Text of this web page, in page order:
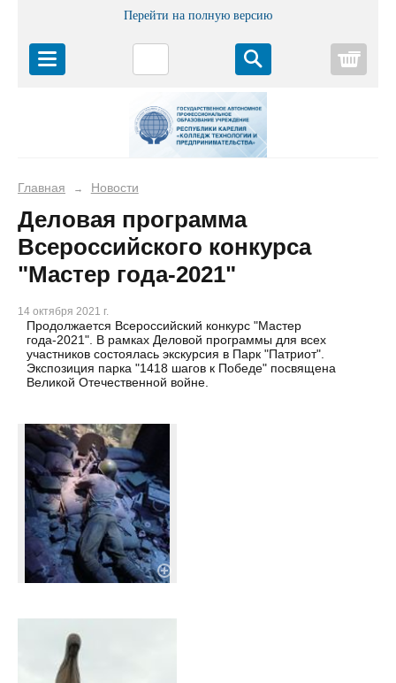
Перейти на полную версию
Главная → Новости
Деловая программа
Всероссийского конкурса
"Мастер года-2021"
14 октября 2021 г.
Продолжается Всероссийский конкурс "Мастер
года-2021". В рамках Деловой программы для всех
участников состоялась экскурсия в Парк "Патриот".
Экспозиция парка "1418 шагов к Победе" посвящена
Великой Отечественной войне.